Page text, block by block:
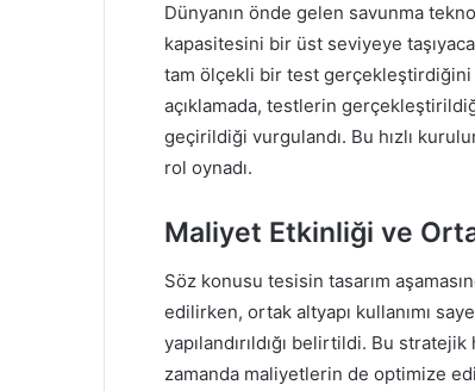
Dünyanın önde gelen savunma
kapasitesini bir üst seviyeye
tam ölçekli bir test gerçekleştirdiğini
açıklamada, testlerin
geçirildiği vurgulandı. Bu hızlı
rol oynadı.
Maliyet Etkinliği ve
Söz konusu tesisin tasarım
edilirken, ortak altyapı kullanımı
yapılandırıldığı belirtildi. Bu
zamanda maliyetlerin de optimize